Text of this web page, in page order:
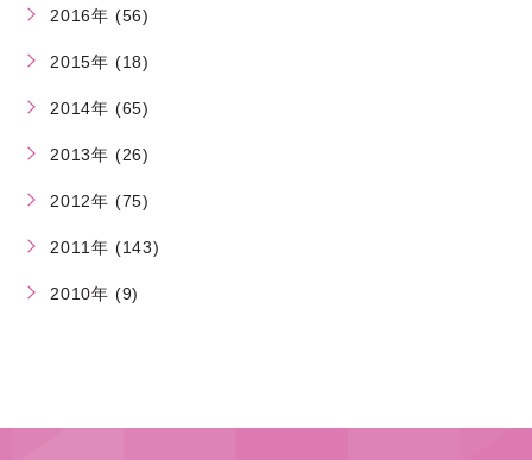
2016年 (56)
2015年 (18)
2014年 (65)
2013年 (26)
2012年 (75)
2011年 (143)
2010年 (9)